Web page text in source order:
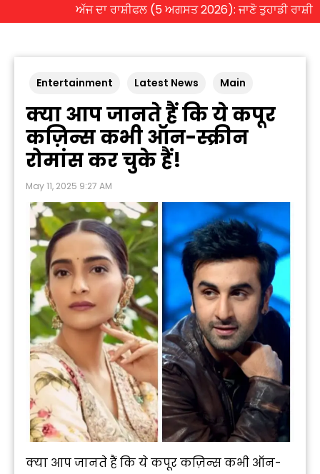
ਅੱਜ ਦਾ ਰਾਸ਼ੀਫਲ (5 ਅਗਸਤ 2026): ਜਾਣੋ ਤੁਹਾਡੀ ਰਾਸ਼ੀ ‘ਤੇ
Entertainment Latest News Main
क्या आप जानते हैं कि ये कपूर
कज़िन्स कभी ऑन-स्क्रीन
रोमांस कर चुके हैं!
May 11, 2025 9:27 AM
क्या आप जानते हैं कि ये कपूर कज़िन्स कभी ऑन-